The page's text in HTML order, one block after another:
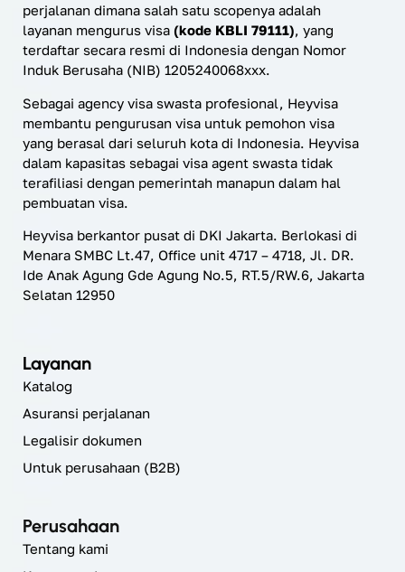
perjalanan dimana salah satu scopenya adalah
layanan mengurus visa (kode KBLI 79111), yang
terdaftar secara resmi di Indonesia dengan Nomor
Induk Berusaha (NIB) 1205240068xxx.
Sebagai agency visa swasta profesional, Heyvisa
membantu pengurusan visa untuk pemohon visa
yang berasal dari seluruh kota di Indonesia. Heyvisa
dalam kapasitas sebagai visa agent swasta tidak
terafiliasi dengan pemerintah manapun dalam hal
pembuatan visa.
Heyvisa berkantor pusat di DKI Jakarta. Berlokasi di
Menara SMBC Lt.47, Office unit 4717 – 4718, Jl. DR.
Ide Anak Agung Gde Agung No.5, RT.5/RW.6, Jakarta
Selatan 12950
Layanan
Katalog
Asuransi perjalanan
Legalisir dokumen
Untuk perusahaan (B2B)
Perusahaan
Tentang kami